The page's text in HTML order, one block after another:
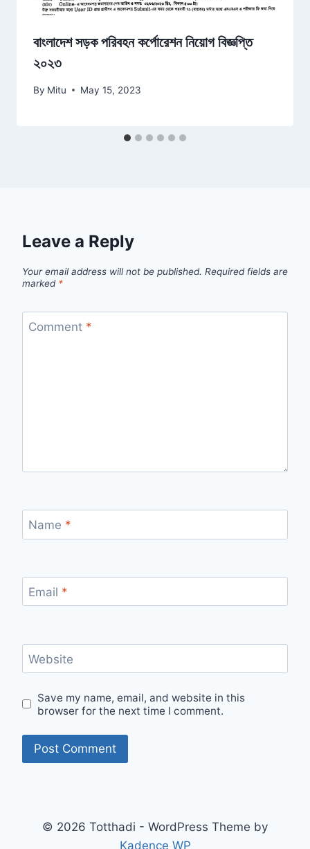
বাংলাদেশ সড়ক পরিবহন কর্পোরেশন নিয়োগ বিজ্ঞপ্তি
২০২৩
By Mitu May 15, 2023
Leave a Reply
Your email address will not be published. Required fields are
marked *
Comment *
Name *
Email *
Website
Save my name, email, and website in this
browser for the next time I comment.
© 2026 Totthadi - WordPress Theme by
Kadence WP